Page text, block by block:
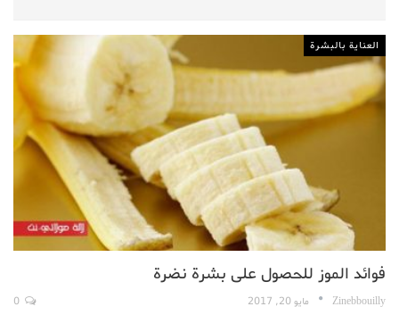
العناية بالبشرة
فوائد الموز للحصول على بشرة نضرة
Zinebbouilly مايو 20, 2017